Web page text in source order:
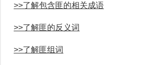
>>了解包含匪的相关成语
>>了解匪的反义词
>>了解匪组词